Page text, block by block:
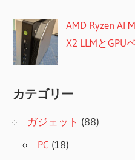
AMD Ryzen AI
X2 LLMとGPU
カテゴリー
ガジェット (88)
PC (18)